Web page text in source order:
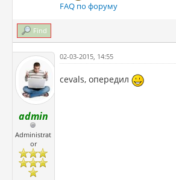
FAQ по форуму
Find
admin
Administrat
or
02-03-2015, 14:55
cevals, опередил